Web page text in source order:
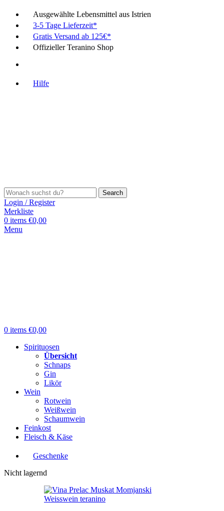
Ausgewählte Lebensmittel aus Istrien
3-5 Tage Lieferzeit*
Gratis Versand ab 125€*
Offizieller Teranino Shop
Hilfe
Search
Login / Register
Merkliste
0 items €0,00
Menu
0 items €0,00
Spirituosen
Übersicht
Schnaps
Gin
Likör
Wein
Rotwein
Weißwein
Schaumwein
Feinkost
Fleisch & Käse
Geschenke
Nicht lagernd